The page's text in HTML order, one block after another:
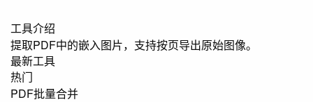
工具介绍
提取PDF中的嵌入图片，支持按页导出原始图像。
最新工具
热门
PDF批量合并